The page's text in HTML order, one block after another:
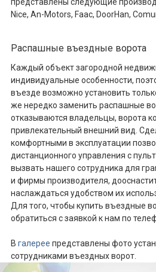
Nice, An-Motors, Faac, DoorHan,
Распашные въездные ворота
Каждый объект загородной
индивидуальные особенности,
въезде возможно установить
же нередко заменить распашные
отказываются владельцы, ворота
привлекательный внешний вид.
комфортными в эксплуатации
дистанционного управления с
вызвать нашего сотрудника для
и фирмы производителя,
наслаждаться удобством их
Для того, чтобы купить въездные
обратиться с заявкой к нам по
В галерее представлены фото
сотрудниками въездных ворот.